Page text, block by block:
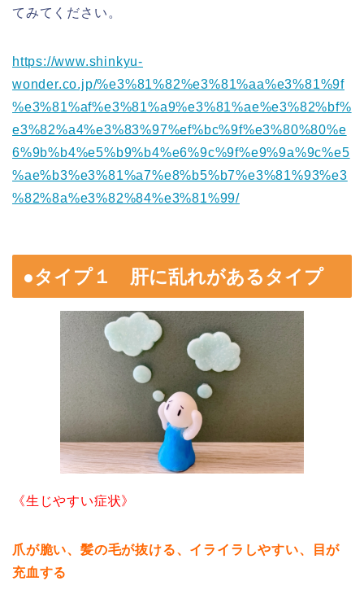
てみてください。
https://www.shinkyu-
wonder.co.jp/%e3%81%82%e3%81%aa%e3%81%9f
%e3%81%af%e3%81%a9%e3%81%ae%e3%82%bf%
e3%82%a4%e3%83%97%ef%bc%9f%e3%80%80%e
6%9b%b4%e5%b9%b4%e6%9c%9f%e9%9a%9c%e5
%ae%b3%e3%81%a7%e8%b5%b7%e3%81%93%e3
%82%8a%e3%82%84%e3%81%99/
●タイプ１ 肝に乱れがあるタイプ
《生じやすい症状》
爪が脆い、髪の毛が抜ける、イライラしやすい、目が
充血する